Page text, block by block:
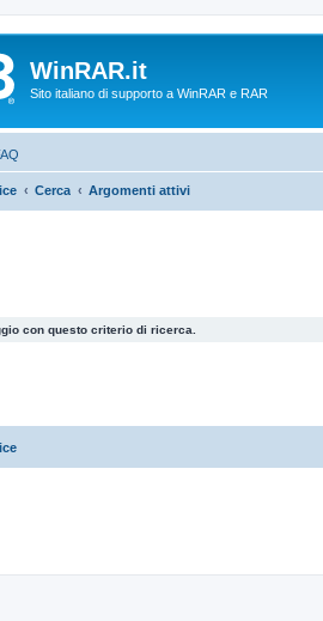
WinRAR.it
Sito italiano di supporto a WinRAR e RAR
Cerca Argomenti attivi
con questo criterio di ricerca.